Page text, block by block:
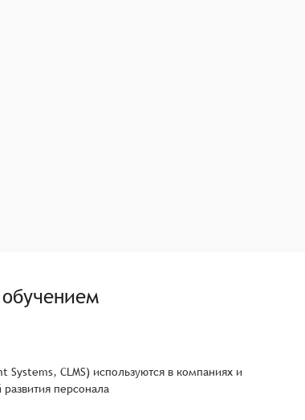
CLMS) используются в компаниях и
персонала